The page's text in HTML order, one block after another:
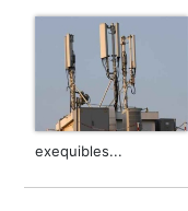
exequibles...